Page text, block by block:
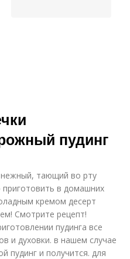
пудинг
тающий во рту
в домашних
кремом десерт
Смотрите рецепт!
пудинга все
и духовки. в нашем случае
пудинг и получится. для